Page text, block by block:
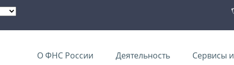
О ФНС России Деятельность Сервисы и